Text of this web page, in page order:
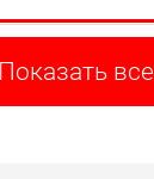
Показать все